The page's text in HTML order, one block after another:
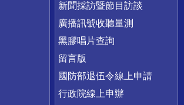
新聞採訪暨節目訪談
廣播訊號收聽量測
黑膠唱片查詢
留言版
國防部退伍令線上申請
行政院線上申辦